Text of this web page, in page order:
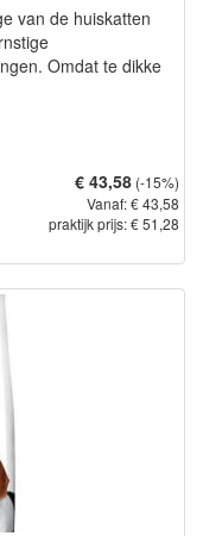
van de huiskatten
Omdat te dikke
€ 43,58 (-15%)
Vanaf: € 43,58
praktijk prijs: € 51,28